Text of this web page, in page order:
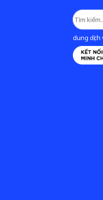
dung dịch